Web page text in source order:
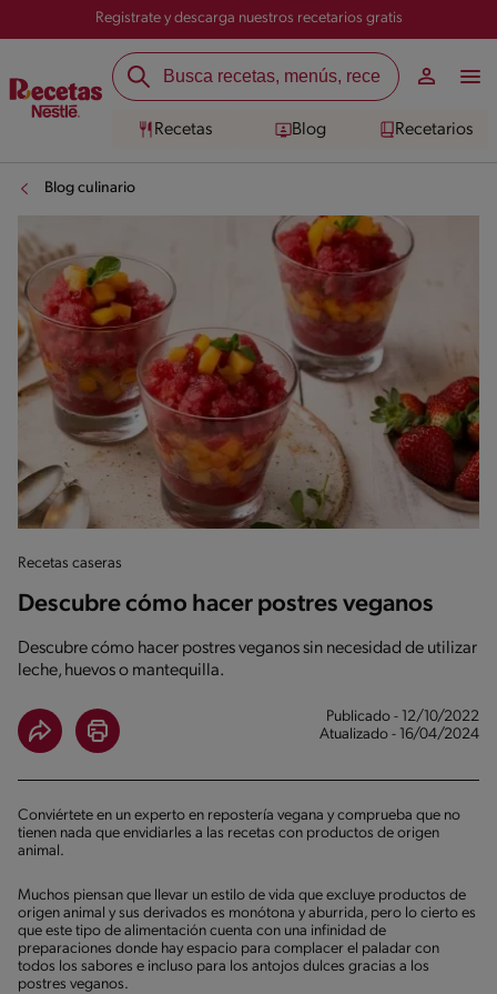
Registrate y descarga nuestros recetarios gratis
Recetas Blog Recetarios
Blog culinario
Recetas caseras
Descubre cómo hacer postres veganos
Descubre cómo hacer postres veganos sin necesidad de utilizar
leche, huevos o mantequilla.
Publicado - 12/10/2022
Atualizado - 16/04/2024
Conviértete en un experto en repostería vegana y comprueba que no
tienen nada que envidiarles a las recetas con productos de origen
animal.
Muchos piensan que llevar un estilo de vida que excluye productos de
origen animal y sus derivados es monótona y aburrida, pero lo cierto es
que este tipo de alimentación cuenta con una infinidad de
preparaciones donde hay espacio para complacer el paladar con
todos los sabores e incluso para los antojos dulces gracias a los
postres veganos.